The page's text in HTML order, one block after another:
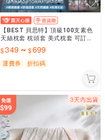
【BEST 貝思特】頂級100支素色
天絲枕套 枕頭套 美式枕套 可訂做
尺寸 [超取有出貨限制，請參閱說
明]349~ 699
運費券 折扣碼